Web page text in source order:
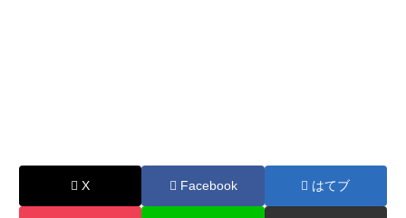
X Facebook はてブ